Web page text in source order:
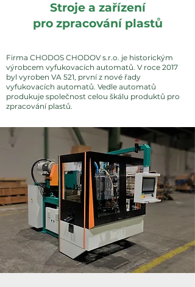
Stroje a zařízení
prozpracování plastů
Firma CHODOS CHODOV s.r.o. je historickým
výrobcem vyfukovacích automatů. V roce 2017
byl vyroben VA 521, první z nové řady
vyfukovacích automatů. Vedle automatů
produkuje společnost celou škálu produktů pro
zpracování plastů.